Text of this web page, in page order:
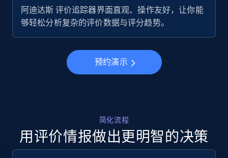
Walmart - products - Find new products by
using specific category URL
URL, Final price, Sku, Currency, Gtin,
Specifications, Image urls, Top reviews, and
Walmart - products - Collects products by
specific keywords
阿迪达斯 评价追踪器界面直观、操作友好，让你能
够轻松分析复杂的评价数据与评分趋势。
预约演示
简化流程
用评价情报做出更明智的决策